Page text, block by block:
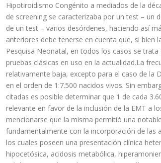
Hipotiroidismo Congénito a mediados de la
de screening se caracterizaba por un test – un
de un test – varios desórdenes, haciendo así
anteriores debe tenerse en cuenta que, si bien
Pesquisa Neonatal, en todos los casos se
pruebas clásicas en uso en la actualidad.La
relativamente baja, excepto para el caso de la
en el orden de 1:7.500 nacidos vivos. Sin
citadas es posible determinar que 1 de cada
relevante en favor de la inclusión de la EMT a
mencionarse que la misma permitió una
fundamentalmente con la incorporación de las
los cuales poseen una presentación clínica
hipocetósica, acidosis metabólica,